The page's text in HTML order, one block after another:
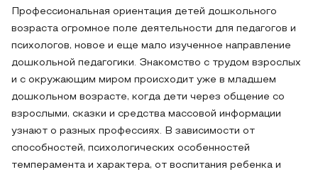
Профессиональная ориентация детей дошкольного
возраста огромное поле деятельности для педагогов и
психологов, новое и еще мало изученное направление
дошкольной педагогики. Знакомство с трудом взрослых
и с окружающим миром происходит уже в младшем
дошкольном возрасте, когда дети через общение со
взрослыми, сказки и средства массовой информации
узнают о разных профессиях. В зависимости от
способностей, психологических особенностей
темперамента и характера, от воспитания ребенка и